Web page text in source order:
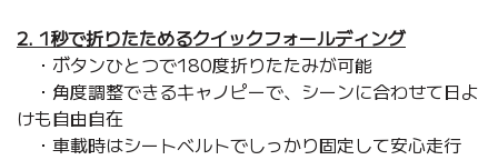
2. 1秒で折りたためるクイックフォールディング
・ボタンひとつで180度折りたたみが可能
・角度調整できるキャノピーで、シーンに合わせて日よ
けも自由自在
・車載時はシートベルトでしっかり固定して安心走行